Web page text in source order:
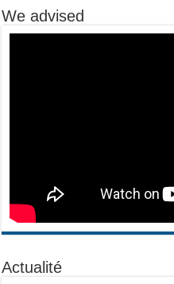
We advised
Actualité